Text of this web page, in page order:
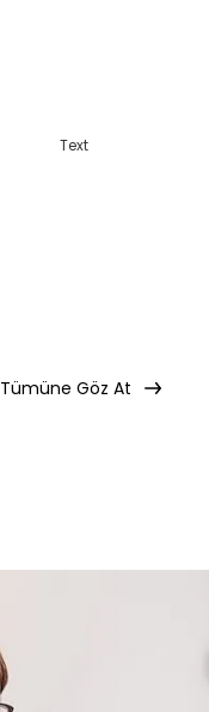
Text
Tümüne Göz At